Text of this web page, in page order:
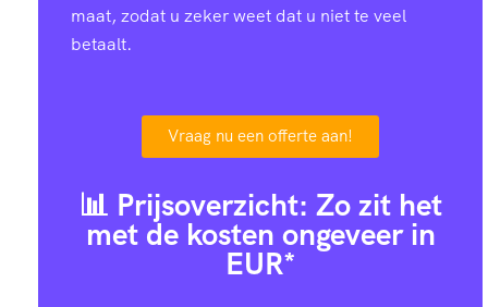
maat, zodat u zeker weet dat u niet te veel
betaalt.
Vraag nu een offerte aan!
📊 Prijsoverzicht: Zo zit het
met de kosten ongeveer in
EUR*